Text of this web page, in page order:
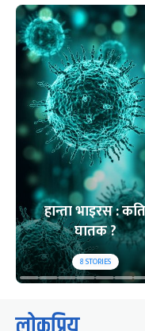
हान्ता भाइरस : कति
घातक ?
8STORIES